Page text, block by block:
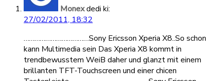
Monexdedi ki:
27/02/2011, 18:32
………………………………Sony Ericsson Xperia X8..So schon
kann Multimedia sein Das Xperia X8 kommt in
trendbewusstem WeiB daher und glanzt mit einem
brillanten TFT-Touchscreen und einer chicen